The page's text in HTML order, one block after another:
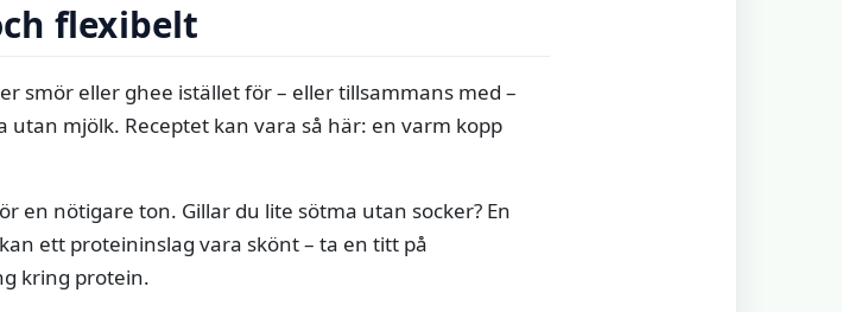
flexibelt
smör eller ghee istället för – eller tillsammans med –
utan mjölk. Receptet kan vara så här: en varm kopp
en nötigare ton. Gillar du lite sötma utan socker? En
ett proteininslag vara skönt – ta en titt på
kring protein.